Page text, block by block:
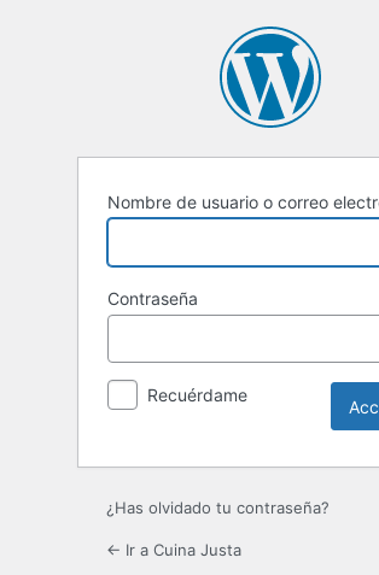
Nombre de usuario o correo
Contraseña
Recuérdame
¿Has olvidado tu contraseña?
← Ir a Cuina Justa